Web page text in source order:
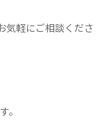
気軽にご相談くださ
。